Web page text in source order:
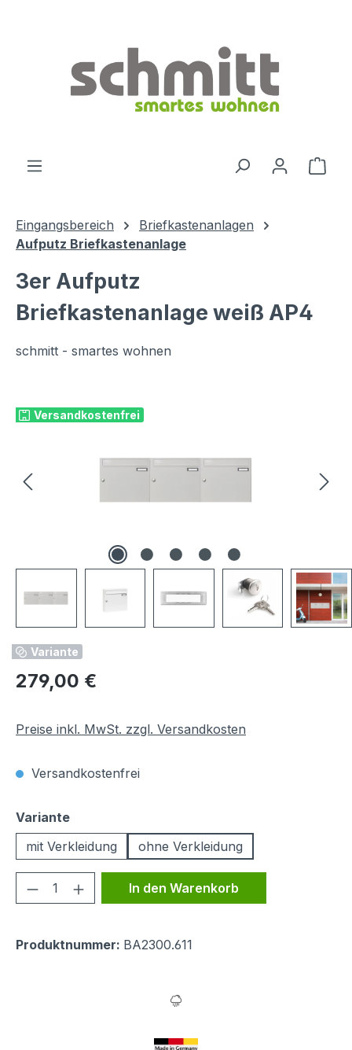
Eingangsbereich
Briefkastenanlagen
Aufputz Briefkastenanlage
3er Aufputz
Briefkastenanlage weiß AP4
schmitt - smartes wohnen
Versandkostenfrei
Variante
Regulärer Preis:
279,00 €
Preise inkl. MwSt. zzgl. Versandkosten
Versandkostenfrei
Varianteauswählen
mit Verkleidung
ohne Verkleidung
Produkt Anzahl: Gib den
In den Warenkorb
Produktnummer: BA2300.611